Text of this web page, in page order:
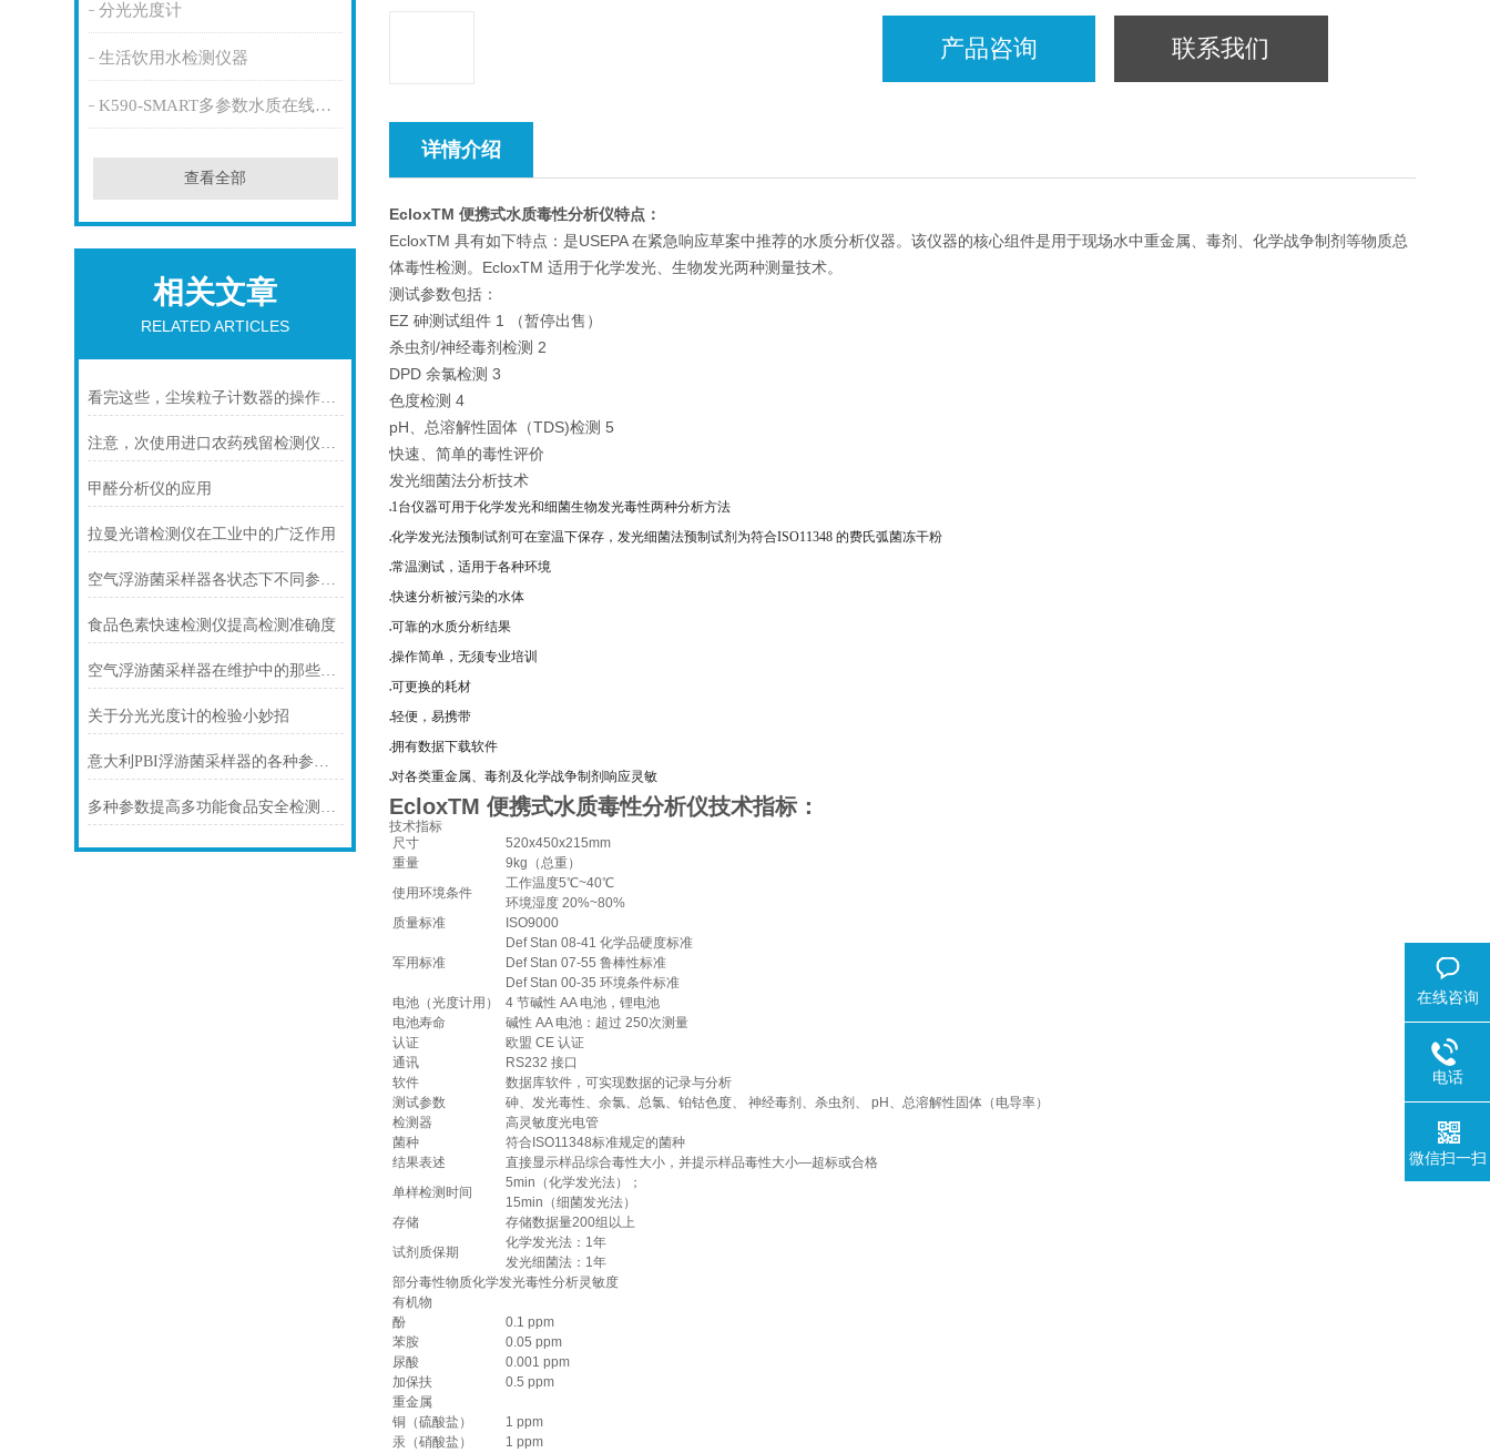
分光光度计
生活饮用水检测仪器
K590-SMART多参数水质在线监测仪
查看全部
相关文章
RELATED ARTICLES
看完这些，尘埃粒子计数器的操作少走弯路
注意，次使用进口农药残留检测仪一定要看！
甲醛分析仪的应用
拉曼光谱检测仪在工业中的广泛作用
空气浮游菌采样器各状态下不同参数的设置
食品色素快速检测仪提高检测准确度
空气浮游菌采样器在维护中的那些小窍门
关于分光光度计的检验小妙招
意大利PBI浮游菌采样器的各种参数设定要求
多种参数提高多功能食品安全检测仪自动化标准
产品咨询 联系我们
详情介绍
EcloxTM 便携式水质毒性分析仪特点：
EcloxTM 具有如下特点：是USEPA 在紧急响应草案中推荐的水质分析仪器。该仪器的核心组件是用于现场水中重金属、毒剂、化学战争制剂等物质总
体毒性检测。EcloxTM 适用于化学发光、生物发光两种测量技术。
测试参数包括：
EZ 砷测试组件 1 （暂停出售）
杀虫剂/神经毒剂检测 2
DPD 余氯检测 3
色度检测 4
pH、总溶解性固体（TDS)检测 5
快速、简单的毒性评价
发光细菌法分析技术
● 1台仪器可用于化学发光和细菌生物发光毒性两种分析方法
●化学发光法预制试剂可在室温下保存，发光细菌法预制试剂为符合ISO11348 的费氏弧菌冻干粉
●常温测试，适用于各种环境
●快速分析被污染的水体
●可靠的水质分析结果
●操作简单，无须专业培训
●可更换的耗材
●轻便，易携带
●拥有数据下载软件
●对各类重金属、毒剂及化学战争制剂响应灵敏
EcloxTM 便携式水质毒性分析仪技术指标：
技术指标
尺寸
520x450x215mm
重量
9kg（总重）
使用环境条件
工作温度5℃~40℃
环境湿度 20%~80%
质量标准
ISO9000
军用标准
Def Stan 08-41 化学品硬度标准
Def Stan 07-55 鲁棒性标准
Def Stan 00-35 环境条件标准
电池（光度计用）
4 节碱性 AA 电池，锂电池
电池寿命
碱性 AA 电池：超过 250次测量
认证
欧盟 CE 认证
通讯
RS232 接口
软件
数据库软件，可实现数据的记录与分析
测试参数
砷、发光毒性、余氯、总氯、铂钴色度、 神经毒剂、杀虫剂、 pH、总溶解性固体（电导率）
检测器
高灵敏度光电管
菌种
符合ISO11348标准规定的菌种
结果表述
直接显示样品综合毒性大小，并提示样品毒性大小—超标或合格
单样检测时间
5min（化学发光法）；
15min（细菌发光法）
存储
存储数据量200组以上
试剂质保期
化学发光法：1年
发光细菌法：1年
部分毒性物质化学发光毒性分析灵敏度
有机物
酚
0.1 ppm
苯胺
0.05 ppm
尿酸
0.001 ppm
加保扶
0.5 ppm
重金属
铜（硫酸盐）
1 ppm
汞（硝酸盐）
1 ppm
在线咨询
电话
微信扫一扫